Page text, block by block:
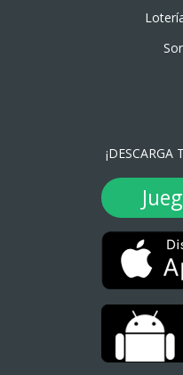
¡DESCARGA